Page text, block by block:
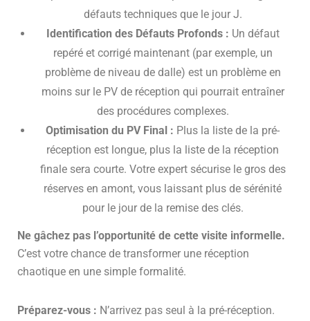
défauts techniques que le jour J.
Identification des Défauts Profonds : Un défaut
repéré et corrigé maintenant (par exemple, un
problème de niveau de dalle) est un problème en
moins sur le PV de réception qui pourrait entraîner
des procédures complexes.
Optimisation du PV Final : Plus la liste de la pré-
réception est longue, plus la liste de la réception
finale sera courte. Votre expert sécurise le gros des
réserves en amont, vous laissant plus de sérénité
pour le jour de la remise des clés.
Ne gâchez pas l’opportunité de cette visite informelle.
C’est votre chance de transformer une réception
chaotique en une simple formalité.
Préparez-vous : N’arrivez pas seul à la pré-réception.